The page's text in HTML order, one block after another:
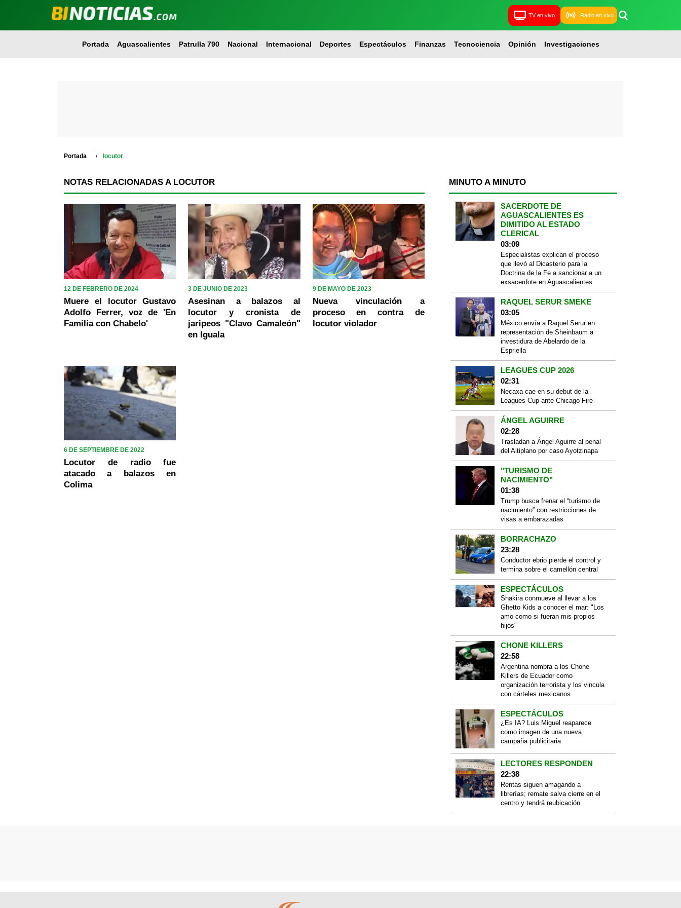
TV en vivo Radio en vivo
Portada Aguascalientes Patrulla 790 Nacional Internacional Deportes Espectáculos Finanzas Tecnociencia Opinión Investigaciones
Portada locutor
NOTAS RELACIONADAS A LOCUTOR
12 DE FEBRERO DE 2024
Muere el locutor Gustavo
Adolfo Ferrer, voz de 'En
Familia con Chabelo'
3 DE JUNIO DE 2023
Asesinan a balazos al
locutor y cronista de
jaripeos "Clavo Camaleón"
en Iguala
9 DE MAYO DE 2023
Nueva vinculación a
proceso en contra de
locutor violador
6 DE SEPTIEMBRE DE 2022
Locutor de radio fue
atacado a balazos en
Colima
MINUTO A MINUTO
SACERDOTE DE
AGUASCALIENTES ES
DIMITIDO AL ESTADO
CLERICAL
03:09
Especialistas explican el proceso
que llevó al Dicasterio para la
Doctrina de la Fe a sancionar a un
exsacerdote en Aguascalientes
RAQUEL SERUR SMEKE
03:05
México envía a Raquel Serur en
representación de Sheinbaum a
investidura de Abelardo de la
Espriella
LEAGUES CUP 2026
02:31
Necaxa cae en su debut de la
Leagues Cup ante Chicago Fire
ÁNGEL AGUIRRE
02:28
Trasladan a Ángel Aguirre al penal
del Altiplano por caso Ayotzinapa
"TURISMO DE
NACIMIENTO"
01:38
Trump busca frenar el “turismo de
nacimiento” con restricciones de
visas a embarazadas
BORRACHAZO
23:28
Conductor ebrio pierde el control y
termina sobre el camellón central
ESPECTÁCULOS
Shakira conmueve al llevar a los
Ghetto Kids a conocer el mar: "Los
amo como si fueran mis propios
hijos"
CHONE KILLERS
22:58
Argentina nombra a los Chone
Killers de Ecuador como
organización terrorista y los vincula
con cárteles mexicanos
ESPECTÁCULOS
¿Es IA? Luis Miguel reaparece
como imagen de una nueva
campaña publicitaria
LECTORES RESPONDEN
22:38
Rentas siguen amagando a
librerías; remate salva cierre en el
centro y tendrá reubicación